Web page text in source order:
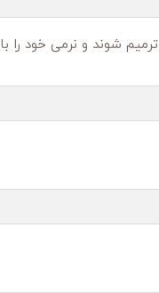
شوند و نرمی خود را